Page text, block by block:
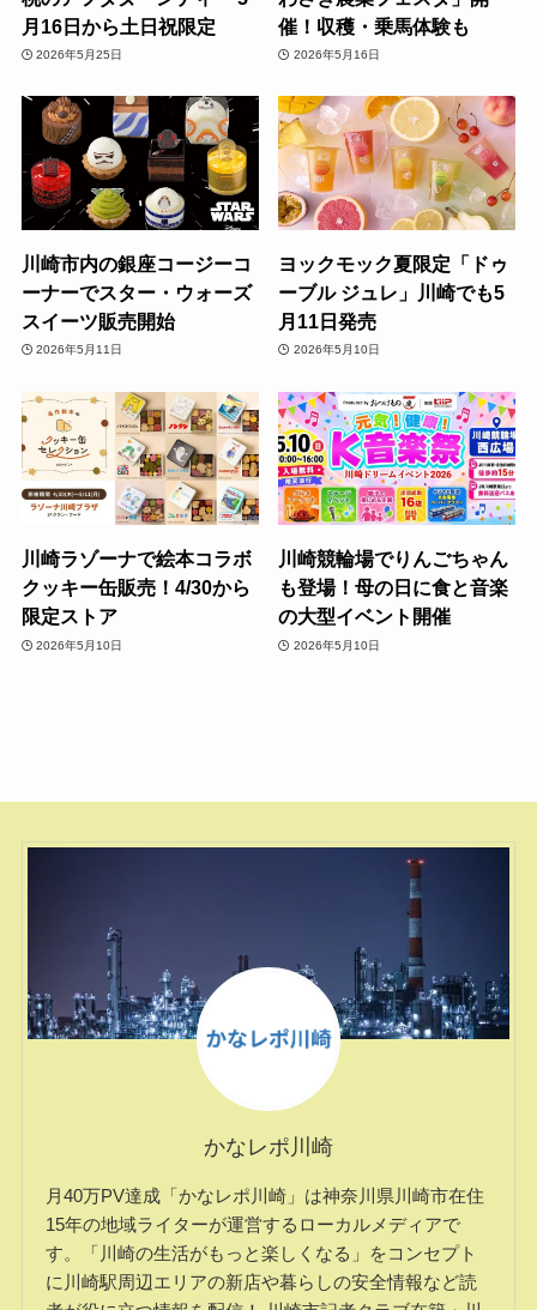
月16日から土日祝限定
2026年5月25日
催！収穫・乗馬体験も
2026年5月16日
川崎市内の銀座コージーコ
ーナーでスター・ウォーズ
スイーツ販売開始
2026年5月11日
ヨックモック夏限定「ドゥ
ーブル ジュレ」川崎でも5
月11日発売
2026年5月10日
川崎ラゾーナで絵本コラボ
クッキー缶販売！4/30から
限定ストア
2026年5月10日
川崎競輪場でりんごちゃん
も登場！母の日に食と音楽
の大型イベント開催
2026年5月10日
かなレポ川崎
月40万PV達成「かなレポ川崎」は神奈川県川崎市在住
15年の地域ライターが運営するローカルメディアで
す。「川崎の生活がもっと楽しくなる」をコンセプト
に川崎駅周辺エリアの新店や暮らしの安全情報など読